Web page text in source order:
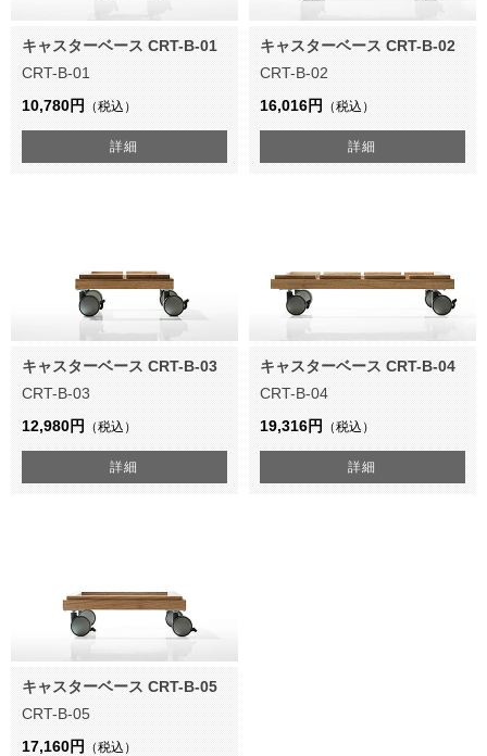
キャスターベース CRT-B-01
CRT-B-01
10,780円
（税込）
詳細
キャスターベース CRT-B-02
CRT-B-02
16,016円
（税込）
詳細
キャスターベース CRT-B-03
CRT-B-03
12,980円
（税込）
詳細
キャスターベース CRT-B-04
CRT-B-04
19,316円
（税込）
詳細
キャスターベース CRT-B-05
CRT-B-05
17,160円
（税込）